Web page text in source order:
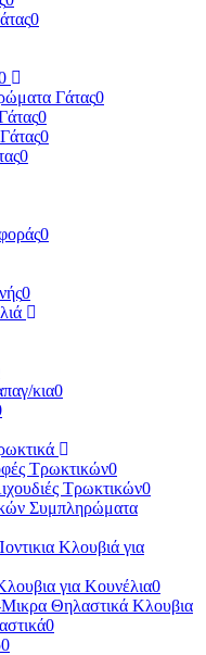
0
Γάτας0
0
0
0
0
0
κια0
Τρωκτικών0
Τρωκτικών0
Συμπληρώματα
Κλουβιά για
για Κουνέλια0
Κλουβια
0
0